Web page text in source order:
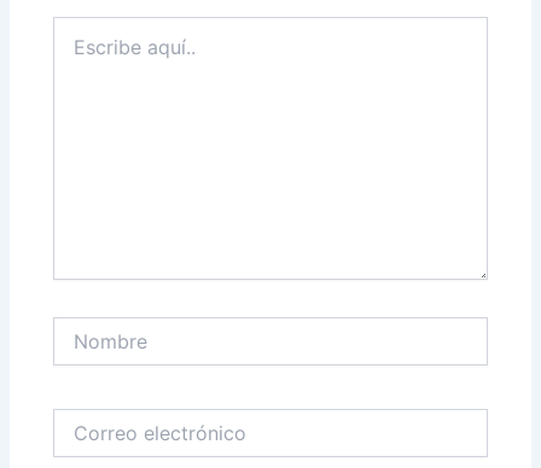
aquí..
electrónico